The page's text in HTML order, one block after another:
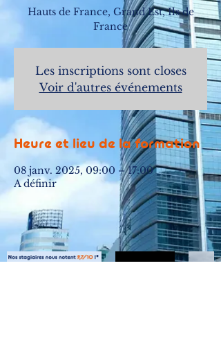
Hauts de France, Grand Est, Ils de
France
Les inscriptions sont closes
Voir d'autres événements
Heure et lieu de la formation
08 janv. 2025, 09:00 – 17:00
A définir